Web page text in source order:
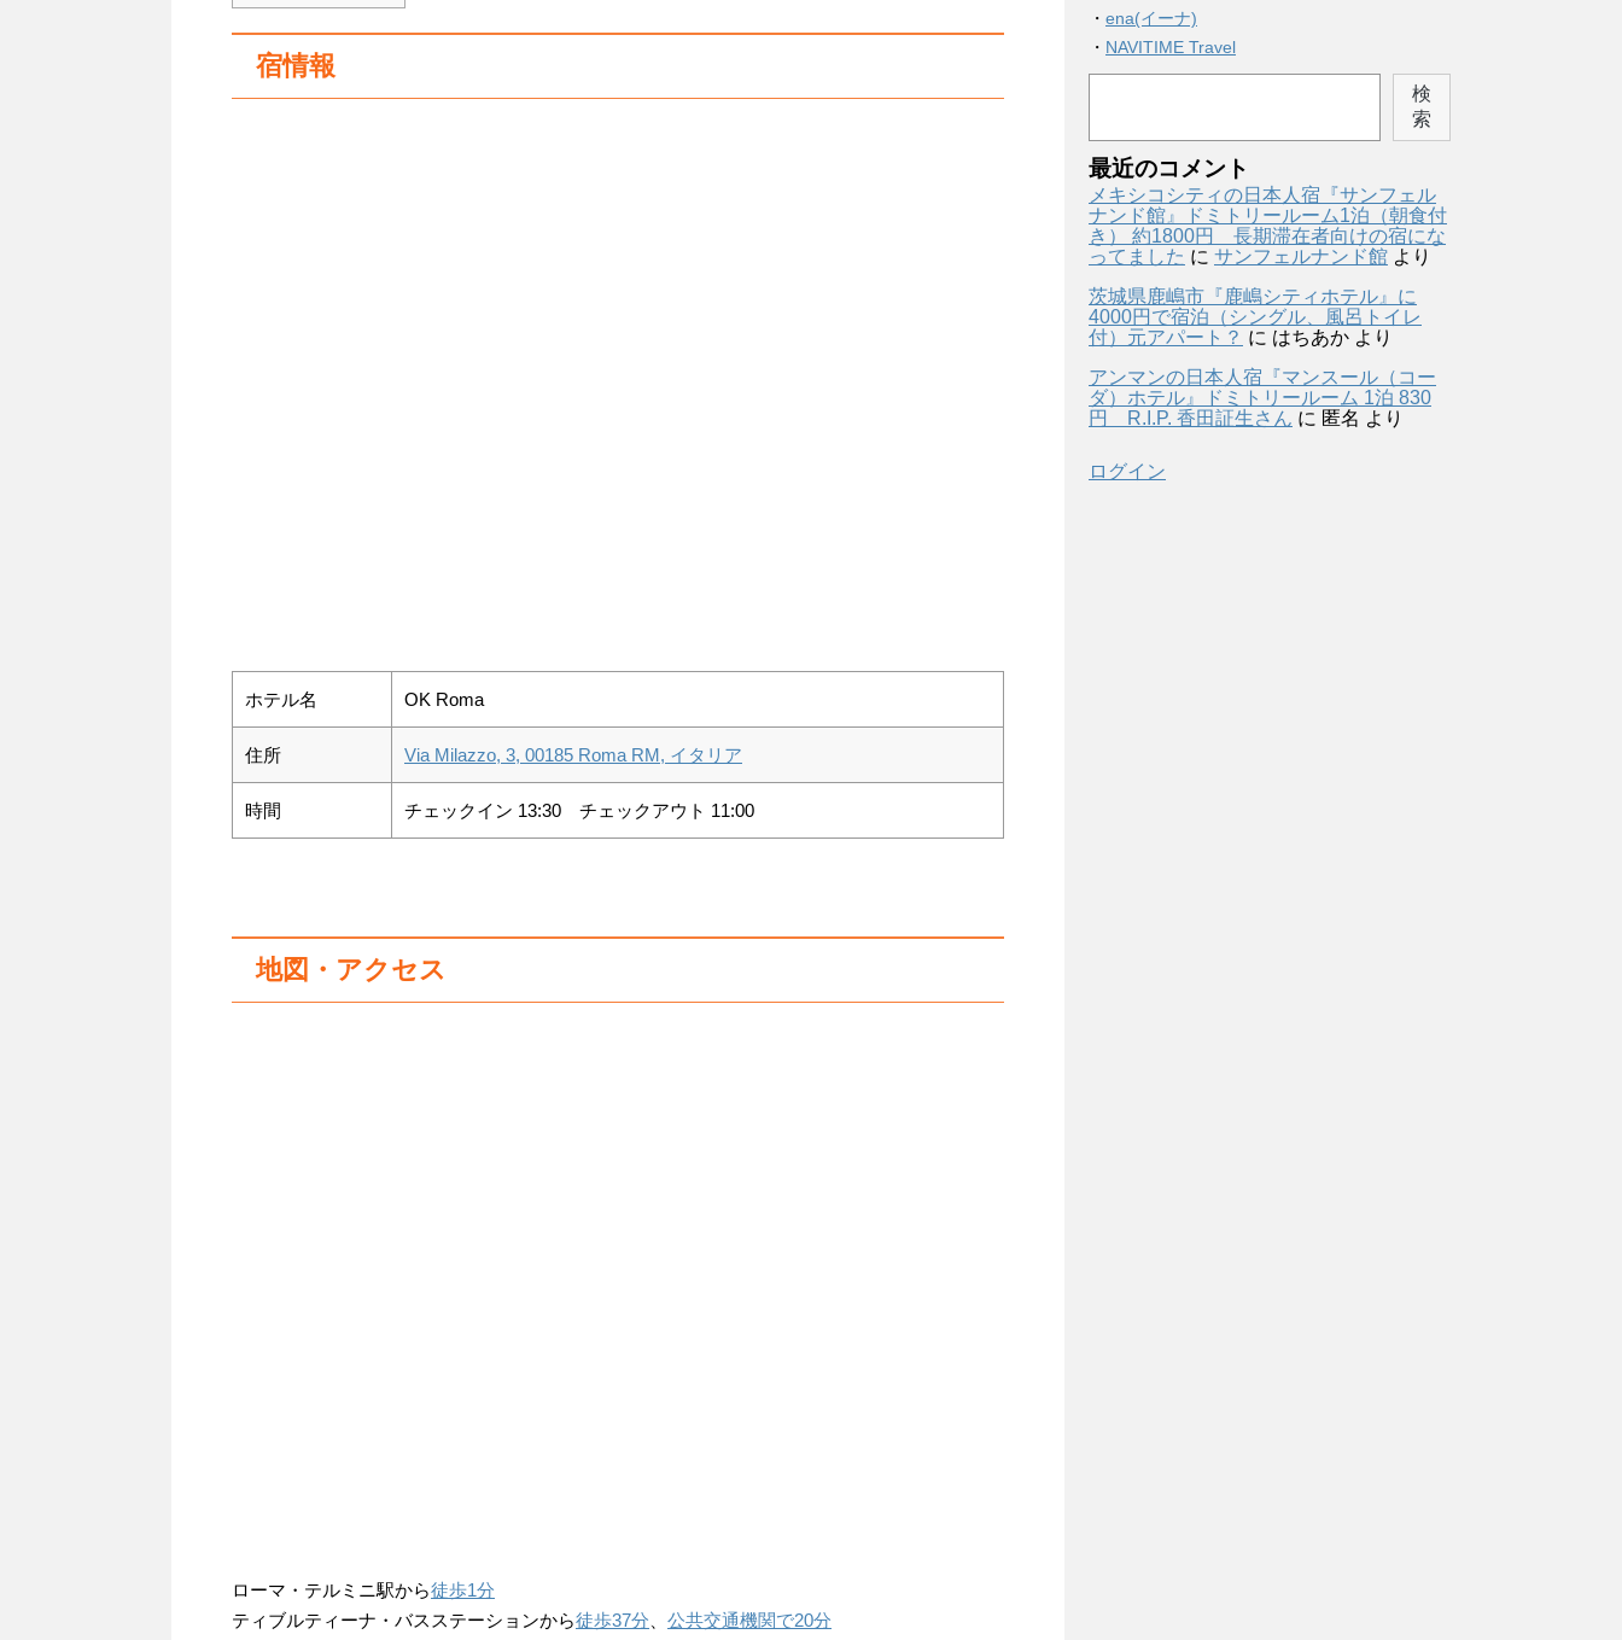
宿情報
ホテル名 OK Roma
住所 Via Milazzo, 3, 00185 Roma RM, イタリア
時間 チェックイン 13:30 チェックアウト 11:00
地図・アクセス
ローマ・テルミニ駅から徒歩1分
ティブルティーナ・バスステーションから徒歩37分 公共交通機関で20分
・ ena(イーナ)
・ NAVITIME Travel
検
索
最近のコメント
メキシコシティの日本人宿『サンフェル
ナンド館』ドミトリールーム1泊（朝食付
き） 約1800円 長期滞在者向けの宿にな
ってました に サンフェルナンド館 より
茨城県鹿嶋市『鹿嶋シティホテル』に
4000円で宿泊（シングル、風呂トイレ
付）元アパート？ に はちあか より
アンマンの日本人宿『マンスール（コー
ダ）ホテル』ドミトリールーム 1泊 830
円 R.I.P. 香田証生さん に 匿名 より
ログイン